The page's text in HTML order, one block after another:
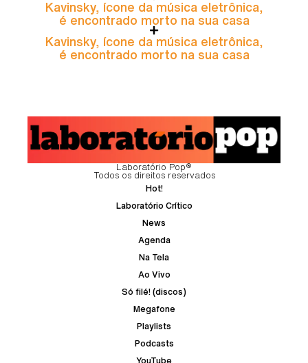
Kavinsky, ícone da música eletrônica,
é encontrado morto na sua casa
Kavinsky, ícone da música eletrônica,
é encontrado morto na sua casa
Laboratório Pop®
Todos os direitos reservados
Hot!
Laboratório Crítico
News
Agenda
Na Tela
Ao Vivo
Só filé! (discos)
Megafone
Playlists
Podcasts
YouTube